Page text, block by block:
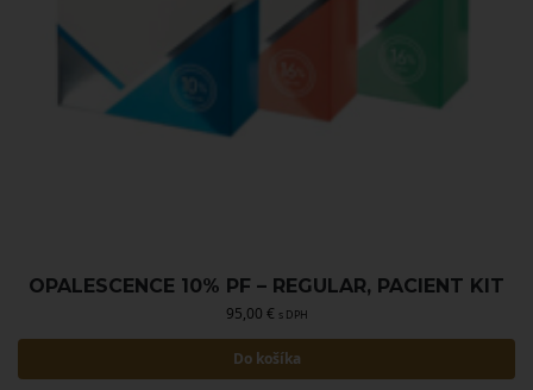
OPALESCENCE 10% PF – REGULAR, PACIENT KIT
95,00 € s DPH
Do košíka